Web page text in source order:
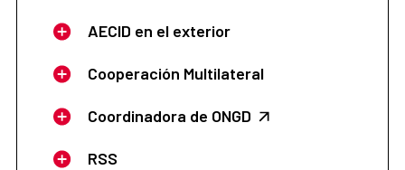
AECID en el exterior
Cooperación Multilateral
Coordinadora de ONGD
RSS